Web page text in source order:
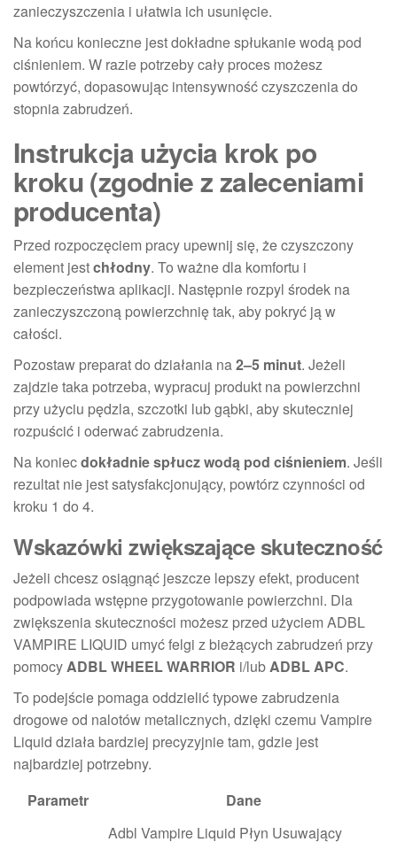
zanieczyszczenia i ułatwia ich usunięcie.
Na końcu konieczne jest dokładne spłukanie wodą pod
ciśnieniem. W razie potrzeby cały proces możesz
powtórzyć, dopasowując intensywność czyszczenia do
stopnia zabrudzeń.
Instrukcja użycia krok po
kroku (zgodnie z zaleceniami
producenta)
Przed rozpoczęciem pracy upewnij się, że czyszczony
element jestchłodny. To ważne dla komfortu i
bezpieczeństwa aplikacji. Następnie rozpyl środek na
zanieczyszczoną powierzchnię tak, aby pokryć ją w
całości.
Pozostaw preparat do działania na2–5 minut. Jeżeli
zajdzie taka potrzeba, wypracuj produkt na powierzchni
przy użyciu pędzla, szczotki lub gąbki, aby skuteczniej
rozpuścić i oderwać zabrudzenia.
Na koniecdokładnie spłucz wodą pod ciśnieniem. Jeśli
rezultat nie jest satysfakcjonujący, powtórz czynności od
kroku 1 do 4.
Wskazówki zwiększające skuteczność
Jeżeli chcesz osiągnąć jeszcze lepszy efekt, producent
podpowiada wstępne przygotowanie powierzchni. Dla
zwiększenia skuteczności możesz przed użyciem ADBL
VAMPIRE LIQUID umyć felgi z bieżących zabrudzeń przy
pomocyADBL WHEEL WARRIOR i/lubADBL APC.
To podejście pomaga oddzielić typowe zabrudzenia
drogowe od nalotów metalicznych, dzięki czemu Vampire
Liquid działa bardziej precyzyjnie tam, gdzie jest
najbardziej potrzebny.
Parametr
Dane
Adbl Vampire Liquid Płyn Usuwający